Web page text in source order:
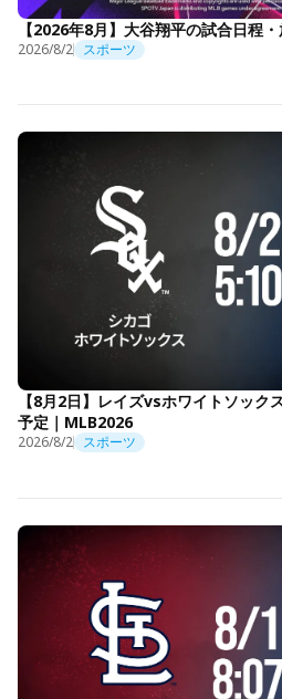
【2026年8月】大谷翔平の試合日程
2026/8/2 スポーツ
【8月2日】レイズvsホワイトソック
予定｜MLB2026
2026/8/2 スポーツ